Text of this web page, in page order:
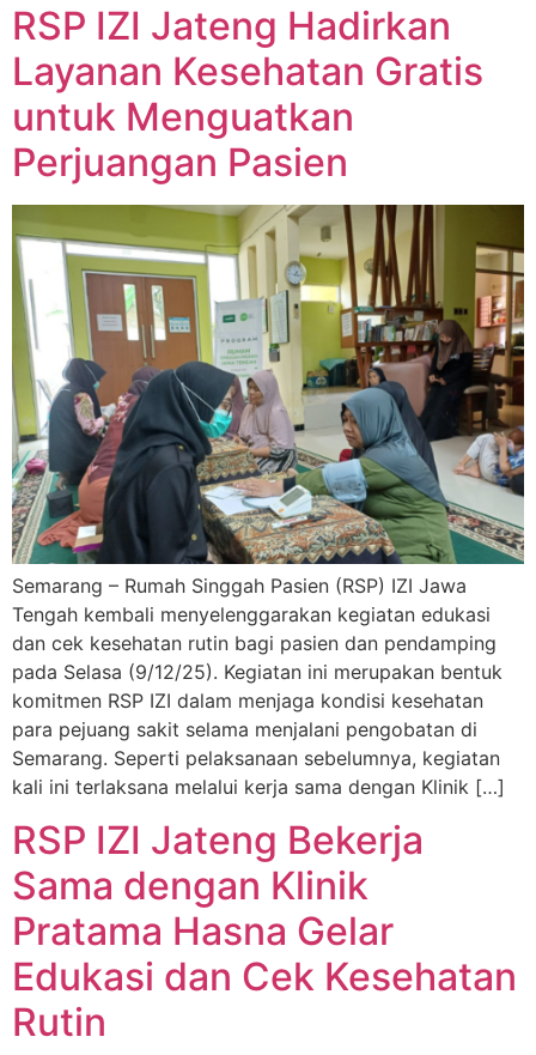
RSP IZI Jateng Hadirkan
Layanan Kesehatan Gratis
untuk Menguatkan
Perjuangan Pasien
Semarang – Rumah Singgah Pasien (RSP) IZI Jawa
Tengah kembali menyelenggarakan kegiatan edukasi
dan cek kesehatan rutin bagi pasien dan pendamping
pada Selasa (9/12/25). Kegiatan ini merupakan bentuk
komitmen RSP IZI dalam menjaga kondisi kesehatan
para pejuang sakit selama menjalani pengobatan di
Semarang. Seperti pelaksanaan sebelumnya, kegiatan
kali ini terlaksana melalui kerja sama dengan Klinik […]
RSP IZI Jateng Bekerja
Sama dengan Klinik
Pratama Hasna Gelar
Edukasi dan Cek Kesehatan
Rutin